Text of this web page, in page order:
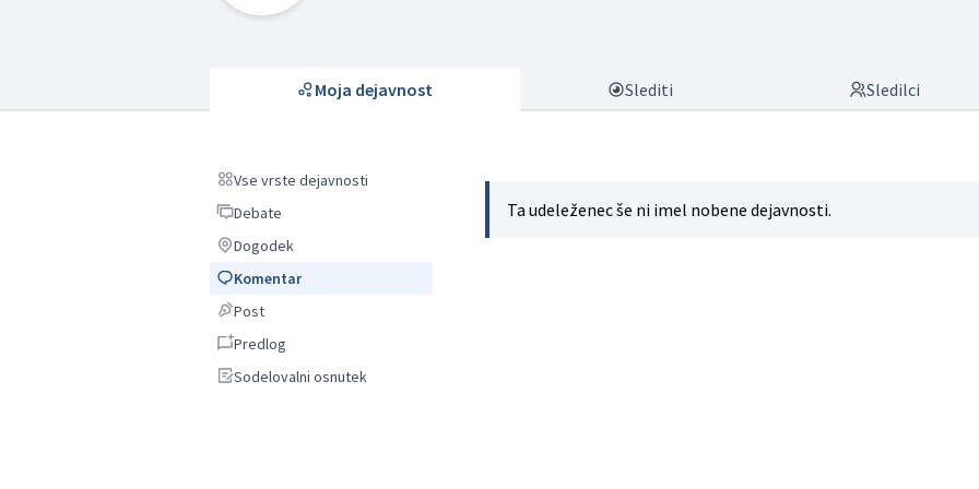
Moja dejavnost Slediti Sledilci
Vse vrste dejavnosti
Vse vrste dejavnosti
DebateDebate
Dogodek
Dogodek
Komentar
Komentar
PostPost
Predlog
Predlog
Sodelovalni osnutek
Sodelovalni osnutek
Ta udeleženec še ni imel nobene dejavnosti.